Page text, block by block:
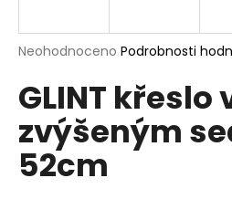
Průměrné
produktu
je
z
5
hvězdiček.
Neohodnoceno Podrobnosti
GLINT křeslo
zvýšeným
52cm
j
t
?